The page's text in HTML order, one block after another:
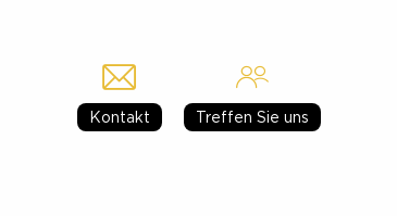
Kontakt Treffen Sie uns